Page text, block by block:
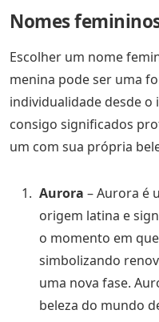
Nomes
Escolher um nome
menina pode ser uma
individualidade desde o
consigo significados
um com sua própria
Aurora – Aurora é
origem latina e
o momento em
simbolizando
uma nova fase.
beleza do mundo